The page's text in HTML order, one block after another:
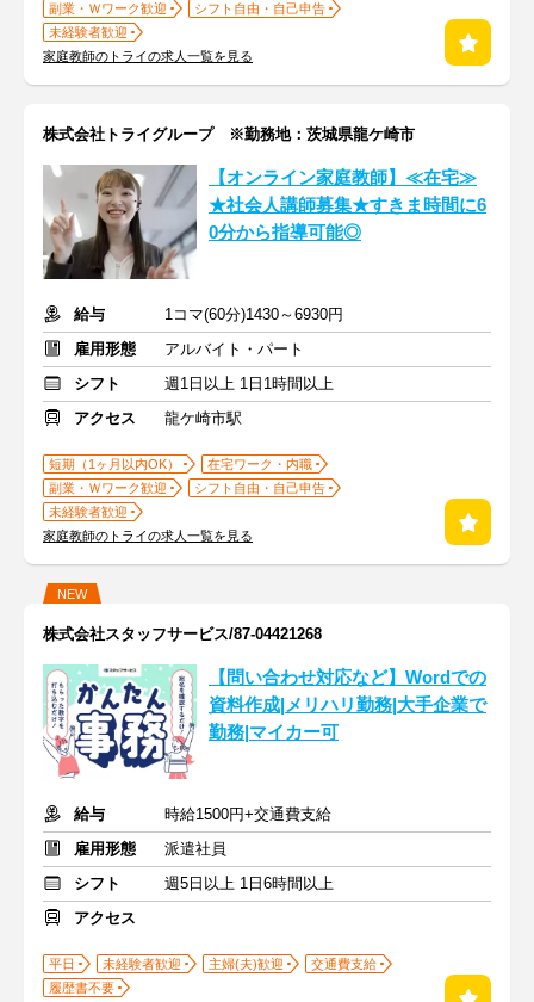
副業・Ｗワーク歓迎
シフト自由・自己申告
未経験者歓迎
家庭教師のトライの求人一覧を見る
株式会社トライグループ ※勤務地：茨城県龍ケ崎市
【オンライン家庭教師】≪在宅≫
★社会人講師募集★すきま時間に6
0分から指導可能◎
給与
1コマ(60分)1430～6930円
雇用形態
アルバイト・パート
シフト
週1日以上 1日1時間以上
アクセス
龍ケ崎市駅
短期（1ヶ月以内OK）
在宅ワーク・内職
副業・Ｗワーク歓迎
シフト自由・自己申告
未経験者歓迎
家庭教師のトライの求人一覧を見る
NEW
株式会社スタッフサービス/87-04421268
【問い合わせ対応など】Wordでの
資料作成|メリハリ勤務|大手企業で
勤務|マイカー可
給与
時給1500円+交通費支給
雇用形態
派遣社員
シフト
週5日以上 1日6時間以上
アクセス
平日 未経験者歓迎 主婦(夫)歓迎
交通費支給
履歴書不要